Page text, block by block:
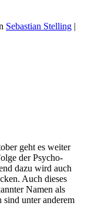
Sebastian Stelling |
geht es weiter
der Psycho-
dazu wird auch
Auch dieses
Namen als
unter anderem